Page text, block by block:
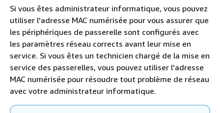
Si vous êtes administrateur informatique, vous pouvez
utiliser l'adresse MAC numérisée pour vous assurer que
les périphériques de passerelle sont configurés avec
les paramètres réseau corrects avant leur mise en
service. Si vous êtes un technicien chargé de la mise en
service des passerelles, vous pouvez utiliser l'adresse
MAC numérisée pour résoudre tout problème de réseau
avec votre administrateur informatique.